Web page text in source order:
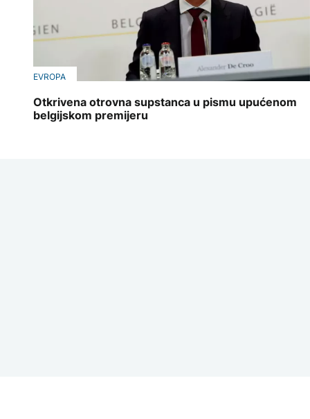
EVROPA
Otkrivena otrovna supstanca u pismu upućenom
belgijskom premijeru